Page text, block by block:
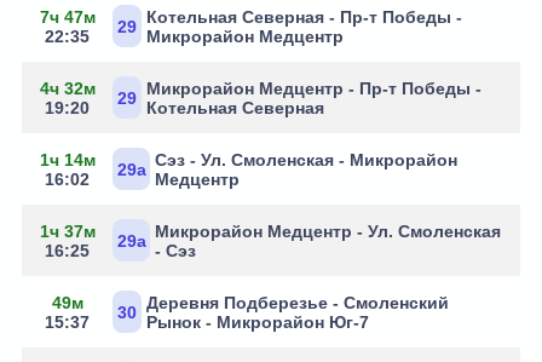
7ч 47м
22:35
29 Котельная Северная - Пр-т Победы -
Микрорайон Медцентр
4ч 32м
19:20
29 Микрорайон Медцентр - Пр-т Победы -
Котельная Северная
1ч 14м
16:02
29а Сэз - Ул. Смоленская - Микрорайон
Медцентр
1ч 37м
16:25
29а Микрорайон Медцентр - Ул. Смоленская
- Сэз
49м
15:37
30 Деревня Подберезье - Смоленский
Рынок - Микрорайон Юг-7